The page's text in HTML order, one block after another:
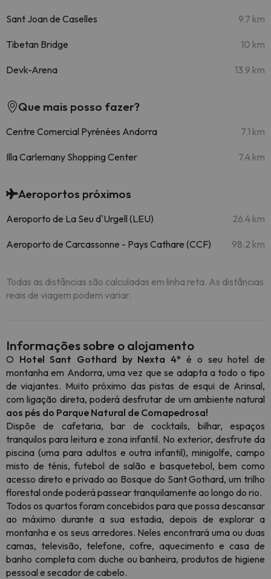
Sant Joan de Caselles 9.7 km
Tibetan Bridge 10 km
Devk-Arena 13.9 km
Que mais posso fazer?
Centre Comercial Pyrénées Andorra 7.1 km
Illa Carlemany Shopping Center 7.4 km
Aeroportos próximos
Aeroporto de La Seu d'Urgell (LEU) 26.4 km
Aeroporto de Carcassonne - Pays Cathare (CCF) 98.2 km
Todas as distâncias são calculadas em linha reta. As distâncias
reais de viagem podem variar.
Informações sobre o alojamento
O Hotel Sant Gothard by Nexta 4* é o seu hotel de
montanha em Andorra, uma vez que se adapta a todo o tipo
de viajantes. Muito próximo das pistas de esqui de Arinsal,
com ligação direta, poderá desfrutar de um ambiente natural
aos pés do Parque Natural de Comapedrosa!
Dispõe de cafetaria, bar de cocktails, bilhar, espaços
tranquilos para leitura e zona infantil. No exterior, desfrute da
piscina (uma para adultos e outra infantil), minigolfe, campo
misto de ténis, futebol de salão e basquetebol, bem como
acesso direto e privado ao Bosque do Sant Gothard, um trilho
florestal onde poderá passear tranquilamente ao longo do rio.
Todos os quartos foram concebidos para que possa descansar
ao máximo durante a sua estadia, depois de explorar a
montanha e os seus arredores. Neles encontrará uma ou duas
camas, televisão, telefone, cofre, aquecimento e casa de
banho completa com duche ou banheira, produtos de higiene
pessoal e secador de cabelo.